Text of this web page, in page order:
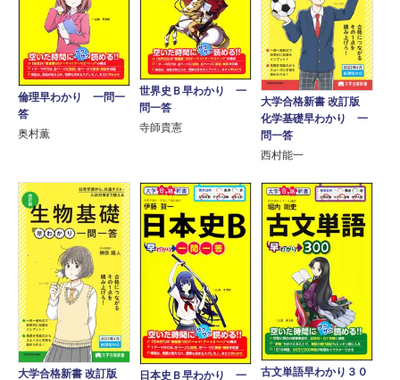
倫理早わかり 一問一
答
奥村薫
世界史Ｂ早わかり 一
問一答
寺師貴憲
大学合格新書 改訂版
化学基礎早わかり 一
問一答
西村能一
大学合格新書 改訂版
日本史Ｂ早わかり 一
古文単語早わかり３０